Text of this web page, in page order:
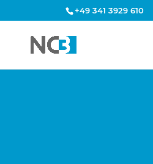
+49 341 3929 610